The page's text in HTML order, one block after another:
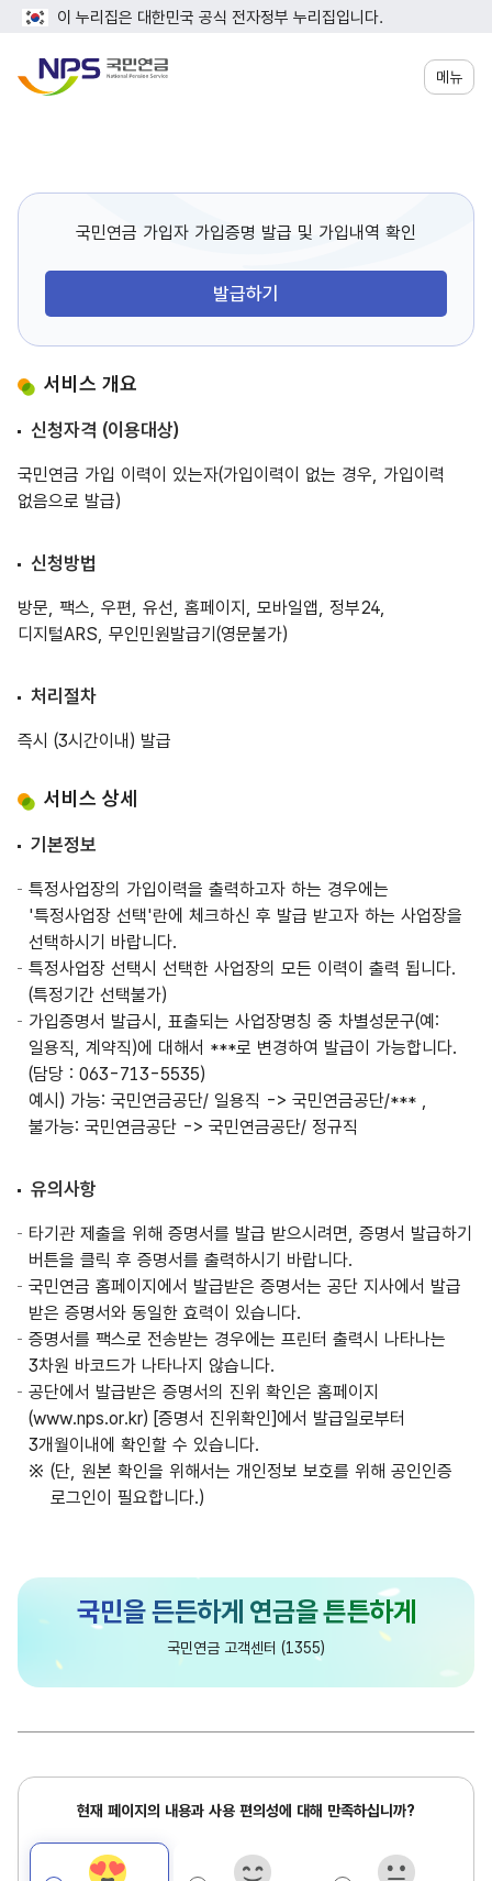
이 누리집은 대한민국 공식 전자정부 누리집입니다.
메뉴
국민연금 가입자 가입증명 발급 및 가입내역 확인
발급하기
서비스 개요
신청자격 (이용대상)
국민연금 가입 이력이 있는자(가입이력이 없는 경우, 가입이력
없음으로 발급)
신청방법
방문, 팩스, 우편, 유선, 홈페이지, 모바일앱, 정부24,
디지털ARS, 무인민원발급기(영문불가)
처리절차
즉시 (3시간이내) 발급
서비스 상세
기본정보
특정사업장의 가입이력을 출력하고자 하는 경우에는
'특정사업장 선택'란에 체크하신 후 발급 받고자 하는 사업장을
선택하시기 바랍니다.
특정사업장 선택시 선택한 사업장의 모든 이력이 출력 됩니다.
(특정기간 선택불가)
가입증명서 발급시, 표출되는 사업장명칭 중 차별성문구(예:
일용직, 계약직)에 대해서 ***로 변경하여 발급이 가능합니다.
(담당 : 063-713-5535)
예시) 가능: 국민연금공단/ 일용직 -> 국민연금공단/*** ,
불가능: 국민연금공단 -> 국민연금공단/ 정규직
유의사항
타기관 제출을 위해 증명서를 발급 받으시려면, 증명서 발급하기
버튼을 클릭 후 증명서를 출력하시기 바랍니다.
국민연금 홈페이지에서 발급받은 증명서는 공단 지사에서 발급
받은 증명서와 동일한 효력이 있습니다.
증명서를 팩스로 전송받는 경우에는 프린터 출력시 나타나는
3차원 바코드가 나타나지 않습니다.
공단에서 발급받은 증명서의 진위 확인은 홈페이지
(www.nps.or.kr) [증명서 진위확인]에서 발급일로부터
3개월이내에 확인할 수 있습니다.
(단, 원본 확인을 위해서는 개인정보 보호를 위해 공인인증
로그인이 필요합니다.)
국민연금 고객센터 (1355)
재
현재 페이지의 내용과 사용 편의성에 대해 만족하십니까?